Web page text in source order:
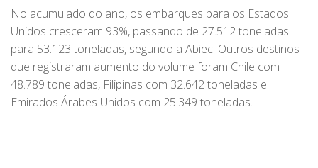
No acumulado do ano, os embarques para os Estados
Unidos cresceram 93%, passando de 27.512 toneladas
para 53.123 toneladas, segundo a Abiec. Outros destinos
que registraram aumento do volume foram Chile com
48.789 toneladas, Filipinas com 32.642 toneladas e
Emirados Árabes Unidos com 25.349 toneladas.